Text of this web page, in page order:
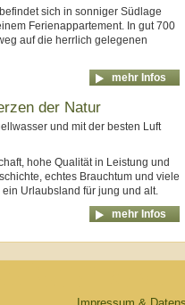
sich in sonniger Südlage
Ferienappartement. In gut 700
auf die herrlich gelegenen
mehr Infos
der Natur
und mit der besten Luft
hohe Qualität in Leistung und
echtes Brauchtum und viele
Urlaubsland für jung und alt.
mehr Infos